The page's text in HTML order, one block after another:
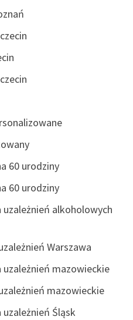
60 urodziny
60 urodziny
alkoholowych
Warszawa
mazowieckie
mazowieckie
Śląsk